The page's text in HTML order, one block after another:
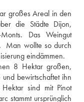
großes Areal in den
die Städte Dijon,
Monts. Das Weingut
Man wollte so durch
eindämmen.
8 Hektar großen,
bewirtschaftet ihn
sind mit Pinot
stammt ursprünglich